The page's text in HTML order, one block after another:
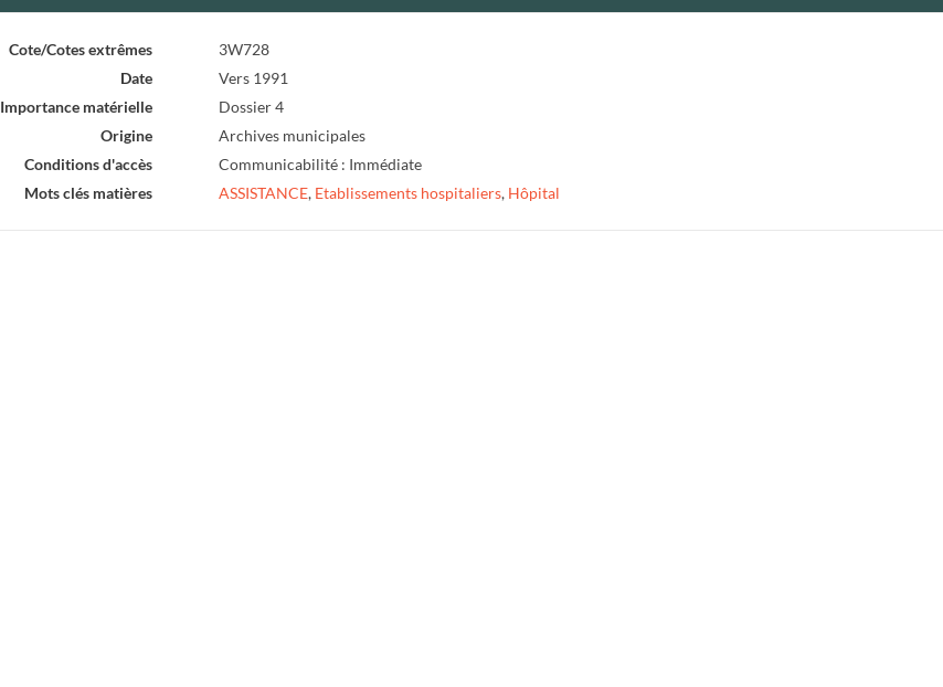
Cote/Cotes extrêmes
3W728
Date
Vers 1991
Importance matérielle
Dossier 4
Origine
Archives municipales
Conditions d'accès
Communicabilité : Immédiate
Mots clés matières
ASSISTANCE, Etablissements hospitaliers, Hôpital